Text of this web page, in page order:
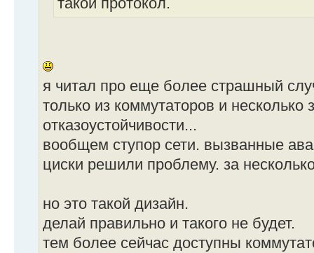
такой протокол.
я читал про еще более страшный
только из коммутаторов и несколько
отказоустойчивости...
вообщем ступор сети. вызванные
циски решили проблему. за
но это такой дизайн.
делай правильно и такого не будет.
тем более сейчас доступны